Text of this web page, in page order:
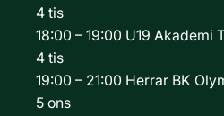
4 tis
18:00 – 19:00 U19 Akademi
4 tis
19:00 – 21:00 Herrar BK
5 ons